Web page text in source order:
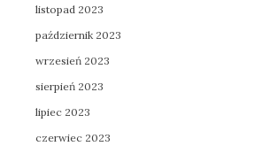
listopad 2023
październik 2023
wrzesień 2023
sierpień 2023
lipiec 2023
czerwiec 2023